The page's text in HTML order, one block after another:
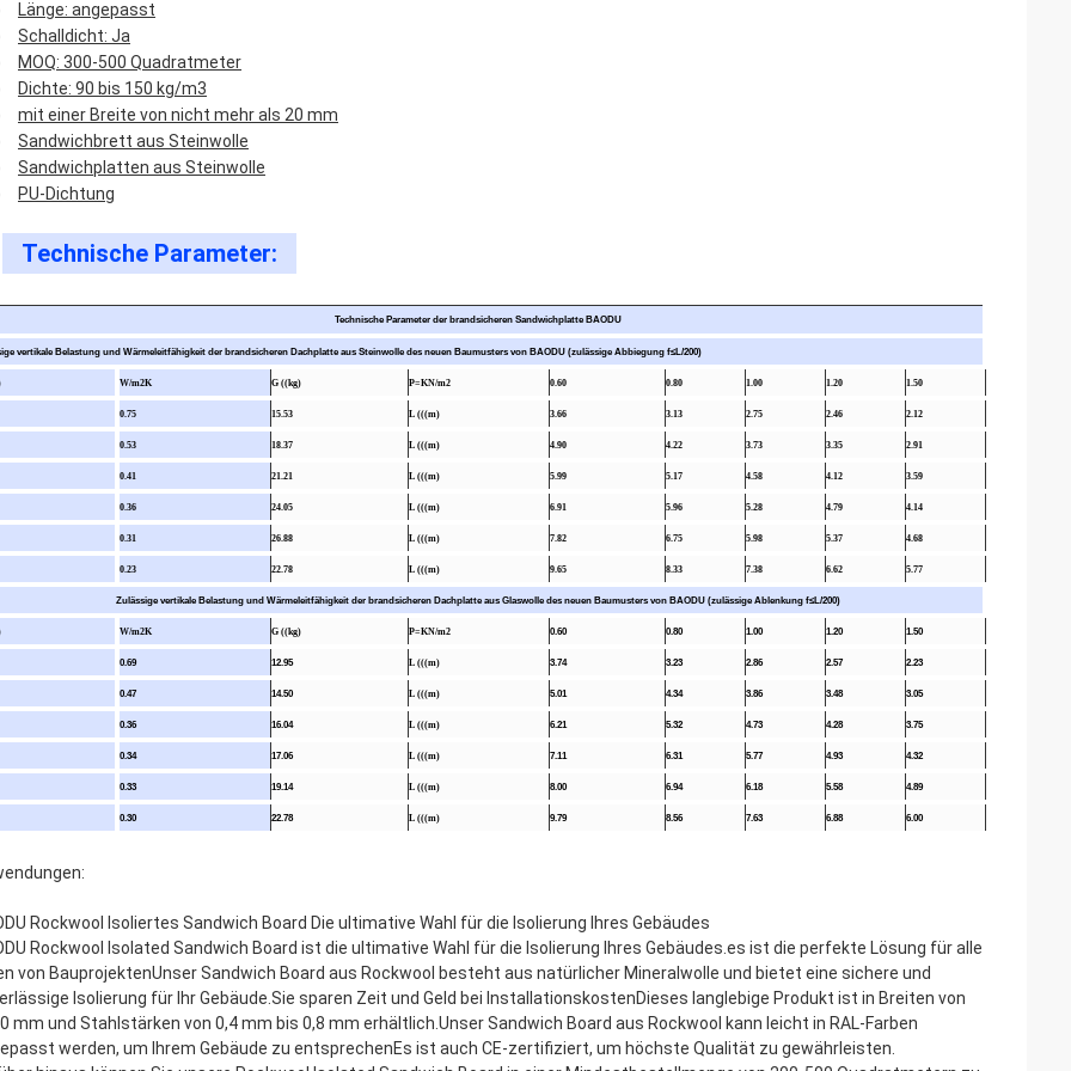
Länge: angepasst
Schalldicht: Ja
MOQ: 300-500 Quadratmeter
Dichte: 90 bis 150 kg/m3
mit einer Breite von nicht mehr als 20 mm
Sandwichbrett aus Steinwolle
Sandwichplatten aus Steinwolle
PU-Dichtung
Technische Parameter:
Technische Parameter der brandsicheren Sandwichplatte BAODU
vertikale Belastung und Wärmeleitfähigkeit der brandsicheren Dachplatte aus Steinwolle des neuen Baumusters von BAODU (zulässige Abbiegung f≤L/200)
W/m2K G ((kg) P=KN/m2 0.60 0.80 1.00 1.20 1.50
0.75 15.53 L (((m) 3.66 3.13 2.75 2.46 2.12
0.53 18.37 L (((m) 4.90 4.22 3.73 3.35 2.91
0.41 21.21 L (((m) 5.99 5.17 4.58 4.12 3.59
0.36 24.05 L (((m) 6.91 5.96 5.28 4.79 4.14
0.31 26.88 L (((m) 7.82 6.75 5.98 5.37 4.68
0.23 22.78 L (((m) 9.65 8.33 7.38 6.62 5.77
Zulässige vertikale Belastung und Wärmeleitfähigkeit der brandsicheren Dachplatte aus Glaswolle des neuen Baumusters von BAODU (zulässige Ablenkung f≤L/200)
W/m2K G ((kg) P=KN/m2 0.60 0.80 1.00 1.20 1.50
0.69 12.95 L (((m) 3.74 3.23 2.86 2.57 2.23
0.47 14.50 L (((m) 5.01 4.34 3.86 3.48 3.05
0.36 16.04 L (((m) 6.21 5.32 4.73 4.28 3.75
0.34 17.06 L (((m) 7.11 6.31 5.77 4.93 4.32
0.33 19.14 L (((m) 8.00 6.94 6.18 5.58 4.89
0.30 22.78 L (((m) 9.79 8.56 7.63 6.88 6.00
Rockwool Isoliertes Sandwich Board Die ultimative Wahl für die Isolierung Ihres Gebäudes
Rockwool Isolated Sandwich Board ist die ultimative Wahl für die Isolierung Ihres Gebäudes.es ist die perfekte Lösung für alle
von BauprojektenUnser Sandwich Board aus Rockwool besteht aus natürlicher Mineralwolle und bietet eine sichere und
Isolierung für Ihr Gebäude.Sie sparen Zeit und Geld bei InstallationskostenDieses langlebige Produkt ist in Breiten von
mm und Stahlstärken von 0,4 mm bis 0,8 mm erhältlich.Unser Sandwich Board aus Rockwool kann leicht in RAL-Farben
werden, um Ihrem Gebäude zu entsprechenEs ist auch CE-zertifiziert, um höchste Qualität zu gewährleisten.